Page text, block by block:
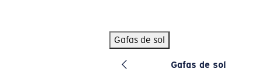
Gafas de sol
Gafas de sol
BÚSQUEDAS POPULARES
Pilothouse PRO Limited Edition Pack Exclusivo